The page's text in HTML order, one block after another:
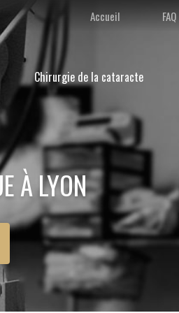
Navigation secondaireAccueil FAQ
Chirurgie de la cataracte
À LYON